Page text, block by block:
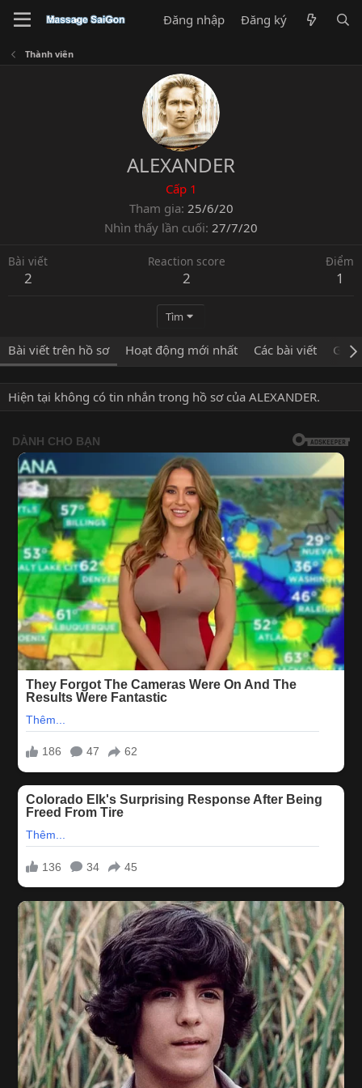
Đăng nhập Đăng ký
Thành viên
ALEXANDER
Cấp 1
Tham gia 25/6/20
Nhìn thấy lần cuối 27/7/20
Bài viết
2
Reaction score
2
Điểm
1
Tìm
Bài viết trên hồ sơ Hoạt động mới nhất Các bài viết Giới
Hiện tại không có tin nhắn trong hồ sơ của ALEXANDER.